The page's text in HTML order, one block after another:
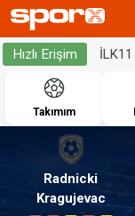
Hızlı Erişim İLK11
Takımım
Radnicki
Kragujevac